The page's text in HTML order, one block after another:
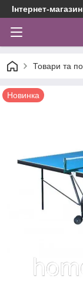
Інтернет-
Товари та
Новинка